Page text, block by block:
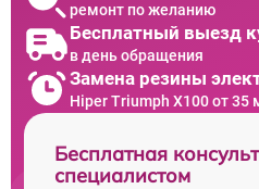
ремонт по желанию
Бесплатный выезд
в день обращения
Замена резины
Hiper Triumph X100 от 35
Бесплатная
специалистом